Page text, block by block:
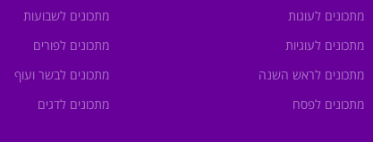
מתכונים לעוגות
מתכונים לעוגיות
מתכונים לראש השנה
מתכונים לפסח
מתכונים לשבועות
מתכונים לפורים
מתכונים לבשר ועוף
מתכונים לדגים